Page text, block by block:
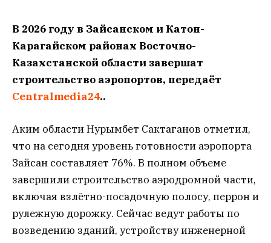
В 2026 году в Зайсанском и Катон-
Карагайском районах Восточно-
Казахстанской области завершат
строительство аэропортов, передаёт
Centralmedia24..
Аким области Нурымбет Сактаганов отметил,
что на сегодня уровень готовности аэропорта
Зайсан составляет 76%. В полном объеме
завершили строительство аэродромной части,
включая взлётно-посадочную полосу, перрон и
рулежную дорожку. Сейчас ведут работы по
возведению зданий, устройству инженерной